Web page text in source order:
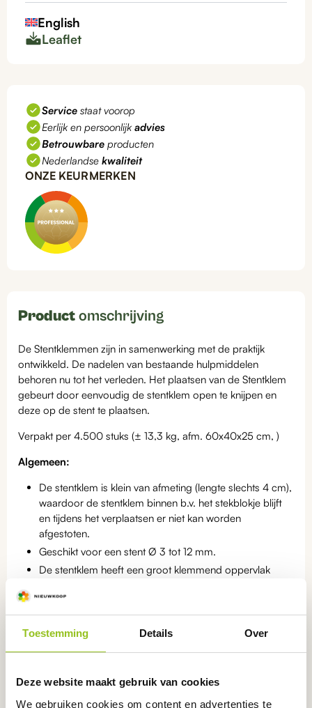
Toestemming Details Over
Deze website maakt gebruik van cookies
We gebruiken cookies om content en advertenties te
English
Leaflet
Service staat voorop
Eerlijk en persoonlijk advies
Betrouwbare producten
Nederlandse kwaliteit
ONZE KEURMERKEN
Product omschrijving
De Stentklemmen zijn in samenwerking met de praktijk
ontwikkeld. De nadelen van bestaande hulpmiddelen
behoren nu tot het verleden. Het plaatsen van de Stentklem
gebeurt door eenvoudig de stentklem open te knijpen en
deze op de stent te plaatsen.
Verpakt per 4.500 stuks (± 13,3 kg, afm. 60x40x25 cm, )
Algemeen:
De stentklem is klein van afmeting (lengte slechts 4 cm),
waardoor de stentklem binnen b.v. het stekblokje blijft
en tijdens het verplaatsen er niet kan worden
afgestoten.
Geschikt voor een stent Ø 3 tot 12 mm.
De stentklem heeft een groot klemmend oppervlak
wordt bedekt en een mooiere en betere verbinding
ontstaat.
De stentklem is gemaakt van hoogwaardig kunststof,
waardoor deze niet kan roesten en hergebruikt kan